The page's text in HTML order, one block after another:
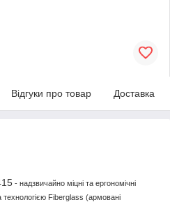
Відгуки про товар Доставка
- надзвичайно міцні та ергономічні
технологією Fiberglass (армовані